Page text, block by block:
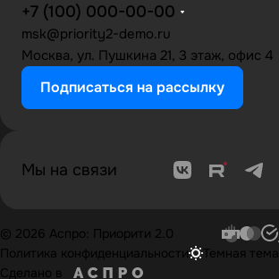
+7 (100) 000-00-00
msk@priority2-demo.ru
Москва, ул. Пушкина 21, 3 этаж, офис 4
Подписаться на рассылку
Мы на связи
© 2026 Аспро: Приорити 2.0
Политика конфиденциальности
Темная тема
Сделано в